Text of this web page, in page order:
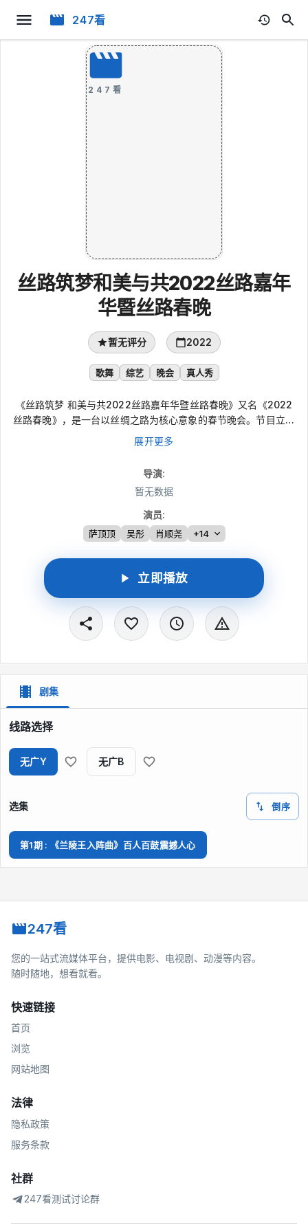
247看
247看
丝路筑梦和美与共2022丝路嘉年
华暨丝路春晚
暂无评分 2022
歌舞 综艺 晚会 真人秀
《丝路筑梦 和美与共2022丝路嘉年华暨丝路春晚》又名《2022
丝路春晚》，是一台以丝绸之路为核心意象的春节晚会。节目立足
中国文化表达，也关注不同文明之间的共通情感，围绕丝路精神设
置五个相互呼应的单元，从“五星出东方”的历史意象延伸到“五星
间、生命、和平、共存、共生等主题，萨顶顶、吴彤、肖顺尧、陈
思思等参与演出。
展开更多
导演:
暂无数据
演员:
萨顶顶 吴彤 肖顺尧 +14
立即播放
剧集
线路选择
无广Y 无广B
选集 倒序
第1期 : 《兰陵王入阵曲》百人百鼓震撼人心
247看
您的一站式流媒体平台，提供电影、电视剧、动漫等内容。
随时随地，想看就看。
快速链接
首页
浏览
网站地图
法律
隐私政策
服务条款
社群
247看测试讨论群